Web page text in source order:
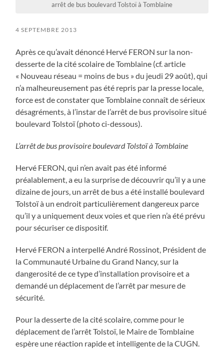
arrêt de bus boulevard Tolstoï à Tomblaine
4 SEPTEMBRE 2013
Après ce qu’avait dénoncé Hervé FERON sur la non-
desserte de la cité scolaire de Tomblaine (cf. article
« Nouveau réseau = moins de bus » du jeudi 29 août), qui
n’a malheureusement pas été repris par la presse locale,
force est de constater que Tomblaine connaît de sérieux
désagréments, à l’instar de l’arrêt de bus provisoire situé
boulevard Tolstoï (photo ci-dessous).
L’arrêt de bus provisoire boulevard Tolstoï à Tomblaine
Hervé FERON, qui n’en avait pas été informé
préalablement, a eu la surprise de découvrir qu’il y a une
dizaine de jours, un arrêt de bus a été installé boulevard
Tolstoï à un endroit particulièrement dangereux parce
qu’il y a uniquement deux voies et que rien n’a été prévu
pour sécuriser ce dispositif.
Hervé FERON a interpellé André Rossinot, Président de
la Communauté Urbaine du Grand Nancy, sur la
dangerosité de ce type d’installation provisoire et a
demandé un déplacement de l’arrêt par mesure de
sécurité.
Pour la desserte de la cité scolaire, comme pour le
déplacement de l’arrêt Tolstoï, le Maire de Tomblaine
espère une réaction rapide et intelligente de la CUGN.